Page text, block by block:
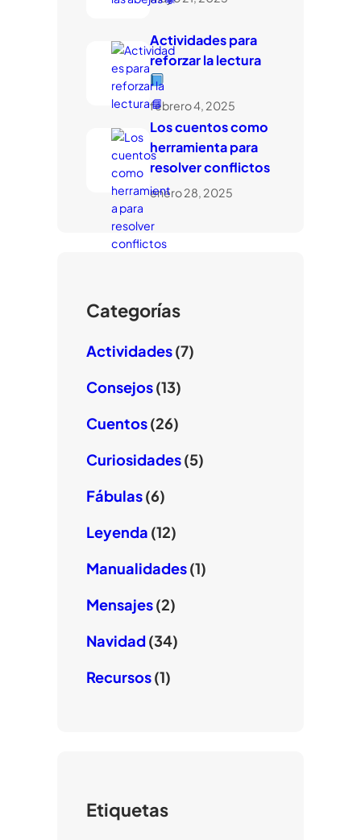
Actividades para
reforzar la lectura
febrero 4, 2025
Los cuentos como
herramienta para
resolver conflictos
enero 28, 2025
Categorías
Actividades(7)
Consejos(13)
Cuentos(26)
Curiosidades(5)
Fábulas(6)
Leyenda (12)
Manualidades(1)
Mensajes(2)
Navidad(34)
Recursos(1)
Etiquetas